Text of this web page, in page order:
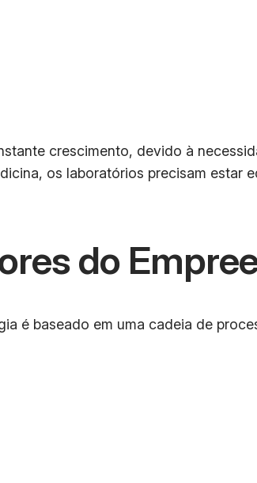
crescimento, devido à
os laboratórios precisam estar
do
é baseado em uma cadeia de